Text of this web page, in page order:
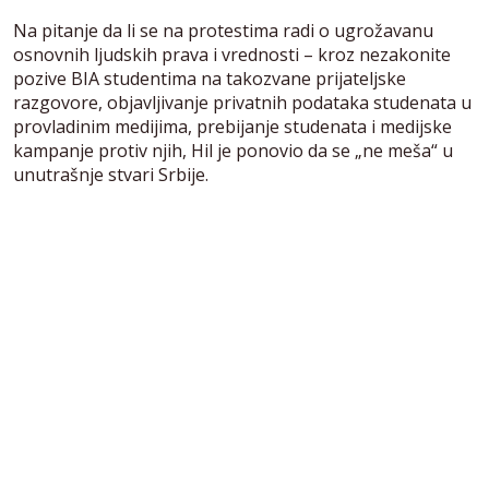
Na pitanje da li se na protestima radi o ugrožavanu
osnovnih ljudskih prava i vrednosti – kroz nezakonite
pozive BIA studentima na takozvane prijateljske
razgovore, objavljivanje privatnih podataka studenata u
provladinim medijima, prebijanje studenata i medijske
kampanje protiv njih, Hil je ponovio da se „ne meša“ u
unutrašnje stvari Srbije.